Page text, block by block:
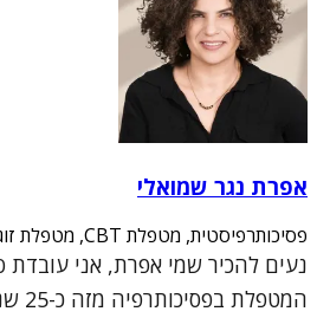
אפרת נגר שמואלי
פסיכותרפיסטית, מטפלת CBT, מטפלת זוגית ומשפחתית
נעים להכיר שמי אפרת, אני עובדת